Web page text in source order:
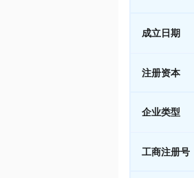
成立日期
注册资本
企业类型
工商注册号